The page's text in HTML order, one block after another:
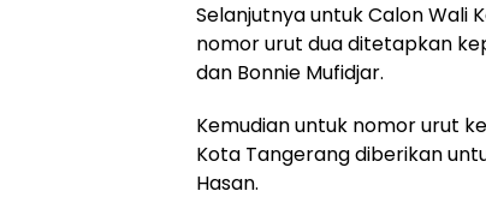
Selanjutnya untuk Calon Wali
nomor urut dua ditetapkan
dan Bonnie Mufidjar.
Kemudian untuk nomor urut
Kota Tangerang diberikan
Hasan.